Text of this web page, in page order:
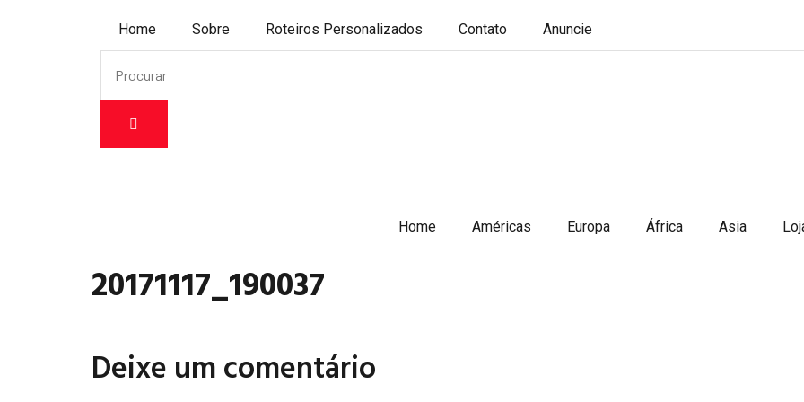
Home Sobre Roteiros Personalizados Contato Anuncie
Home Américas Europa África Asia
20171117_190037
Deixe um comentário